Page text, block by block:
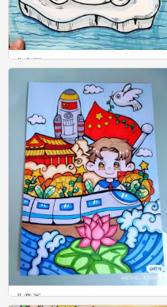
儿童画
儿童画